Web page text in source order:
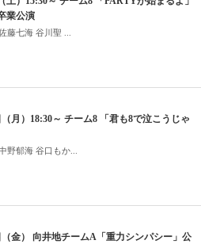
業公演
藤七海 谷川聖 ...
（月）18:30～ チーム8 「君も8で泣こうじゃ
野郁海 谷口もか...
（金） 向井地チームA「重力シンパシー」公